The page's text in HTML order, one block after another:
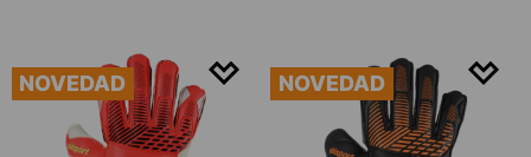
NOVEDAD NOVEDAD